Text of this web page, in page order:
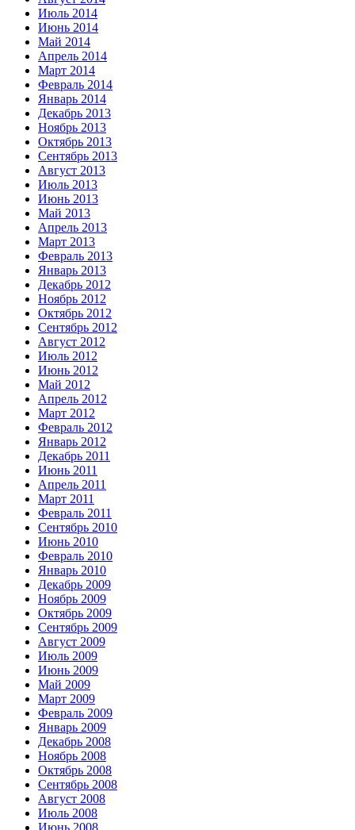
Июль 2014
Июнь 2014
Май 2014
Апрель 2014
Март 2014
Февраль 2014
Январь 2014
Декабрь 2013
Ноябрь 2013
Октябрь 2013
Сентябрь 2013
Август 2013
Июль 2013
Июнь 2013
Май 2013
Апрель 2013
Март 2013
Февраль 2013
Январь 2013
Декабрь 2012
Ноябрь 2012
Октябрь 2012
Сентябрь 2012
Август 2012
Июль 2012
Июнь 2012
Май 2012
Апрель 2012
Март 2012
Февраль 2012
Январь 2012
Декабрь 2011
Июнь 2011
Апрель 2011
Март 2011
Февраль 2011
Сентябрь 2010
Июнь 2010
Февраль 2010
Январь 2010
Декабрь 2009
Ноябрь 2009
Октябрь 2009
Сентябрь 2009
Август 2009
Июль 2009
Июнь 2009
Май 2009
Март 2009
Февраль 2009
Январь 2009
Декабрь 2008
Ноябрь 2008
Октябрь 2008
Сентябрь 2008
Август 2008
Июль 2008
Июнь 2008